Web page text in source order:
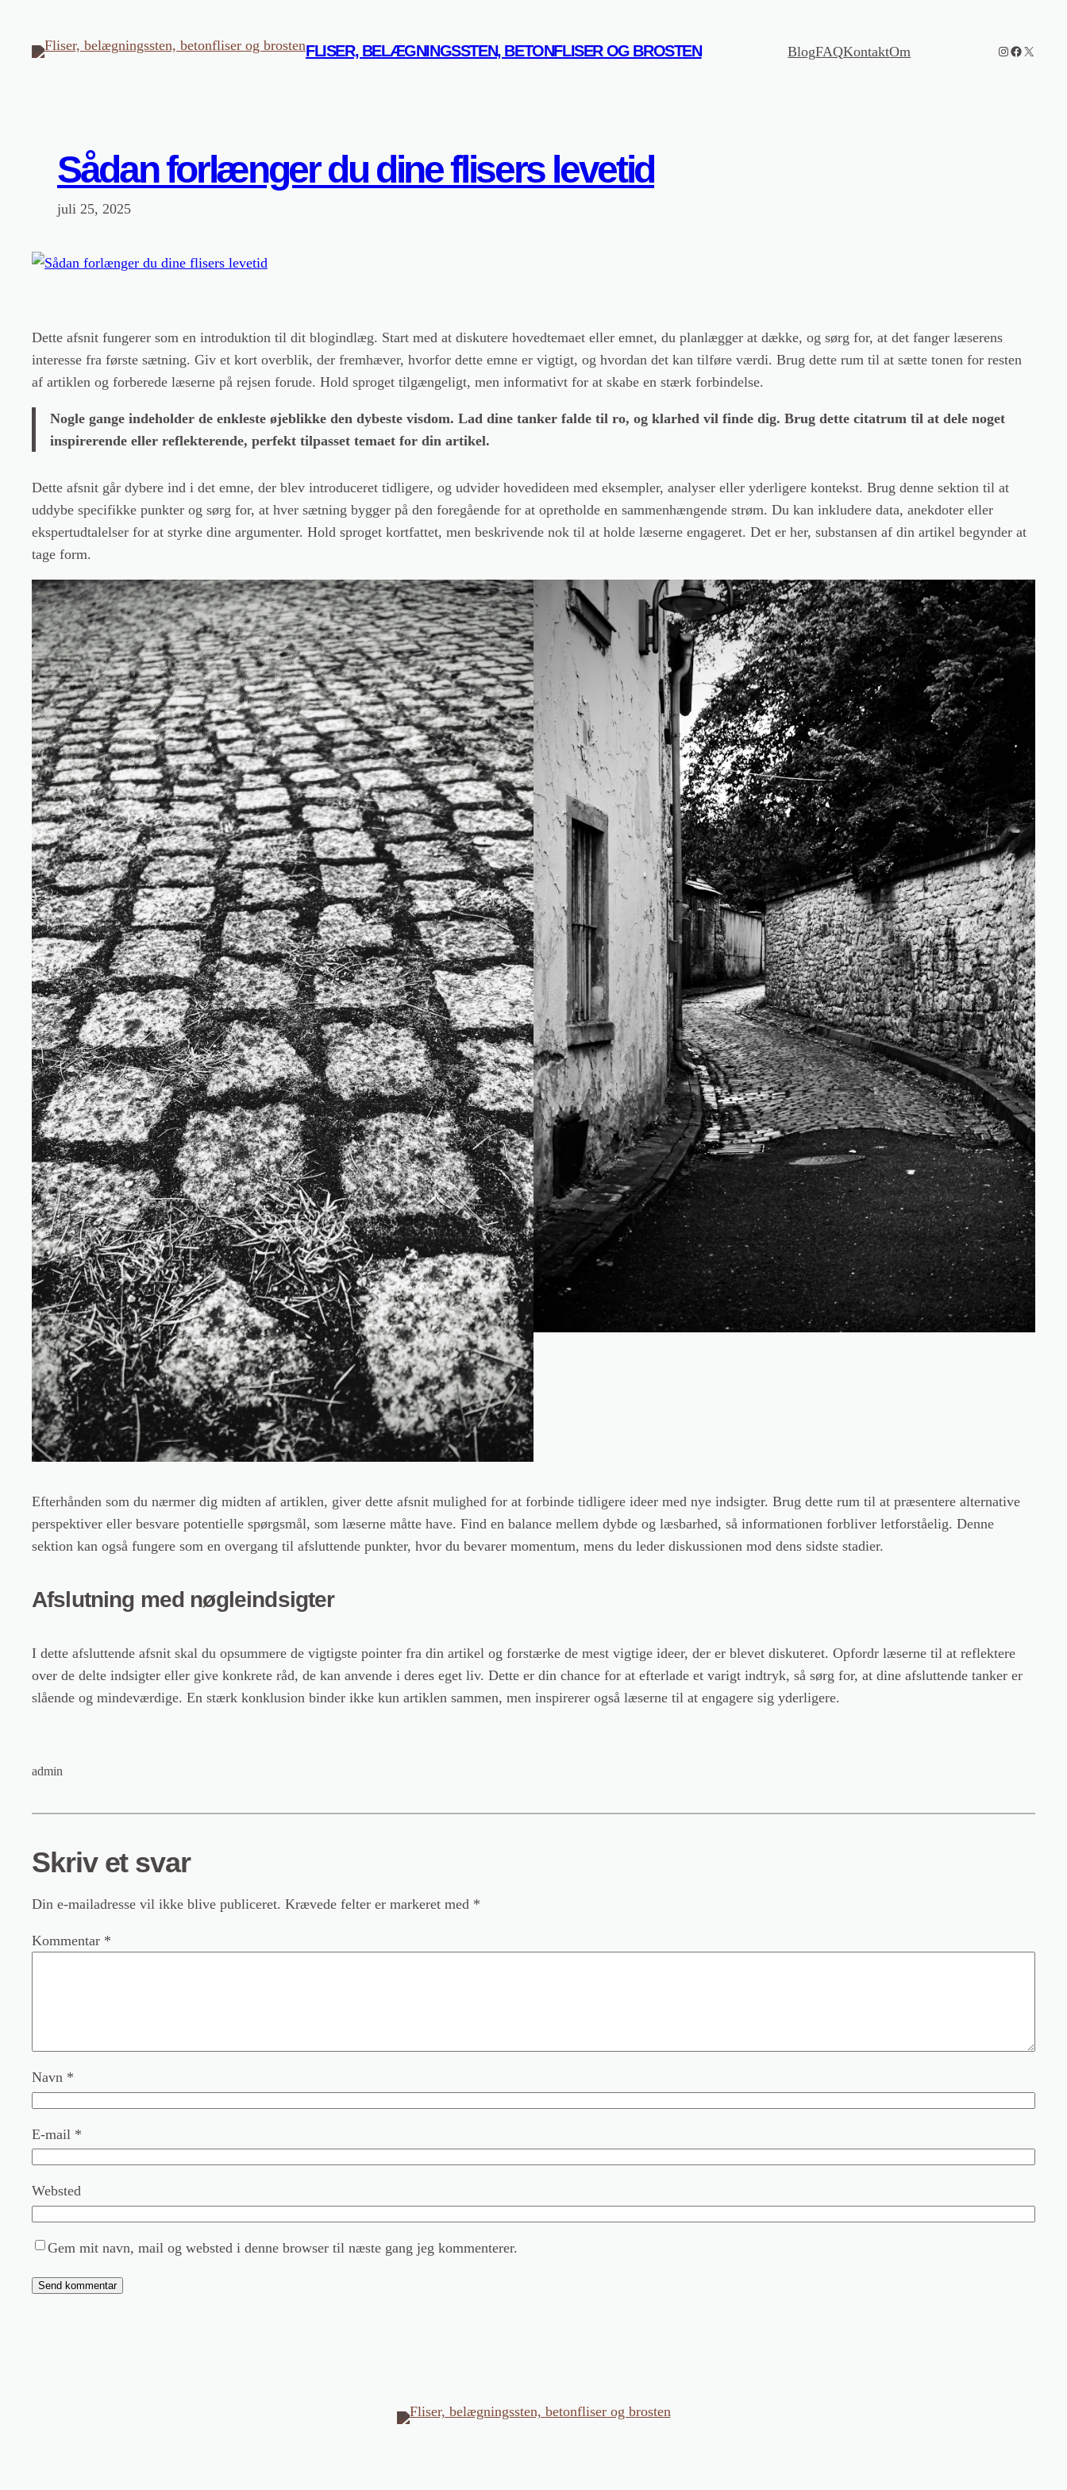
indhold
FLISER, BELÆGNINGSSTEN, BETONFLISER OG BROSTEN BlogFAQKontaktOm Instagram
Facebook
X
Sådan forlænger du dine flisers levetid
juli 25, 2025
Dette afsnit fungerer som en introduktion til dit blogindlæg. Start med at diskutere hovedtemaet eller emnet, du planlægger at dække, og sørg for, at det fanger læserens
interesse fra første sætning. Giv et kort overblik, der fremhæver, hvorfor dette emne er vigtigt, og hvordan det kan tilføre værdi. Brug dette rum til at sætte tonen for resten
af artiklen og forberede læserne på rejsen forude. Hold sproget tilgængeligt, men informativt for at skabe en stærk forbindelse.
Nogle gange indeholder de enkleste øjeblikke den dybeste visdom. Lad dine tanker falde til ro, og klarhed vil finde dig. Brug dette citatrum til at dele noget
inspirerende eller reflekterende, perfekt tilpasset temaet for din artikel.
Dette afsnit går dybere ind i det emne, der blev introduceret tidligere, og udvider hovedideen med eksempler, analyser eller yderligere kontekst. Brug denne sektion til at
uddybe specifikke punkter og sørg for, at hver sætning bygger på den foregående for at opretholde en sammenhængende strøm. Du kan inkludere data, anekdoter eller
ekspertudtalelser for at styrke dine argumenter. Hold sproget kortfattet, men beskrivende nok til at holde læserne engageret. Det er her, substansen af din artikel begynder at
tage form.
Efterhånden som du nærmer dig midten af artiklen, giver dette afsnit mulighed for at forbinde tidligere ideer med nye indsigter. Brug dette rum til at præsentere alternative
perspektiver eller besvare potentielle spørgsmål, som læserne måtte have. Find en balance mellem dybde og læsbarhed, så informationen forbliver letforståelig. Denne
sektion kan også fungere som en overgang til afsluttende punkter, hvor du bevarer momentum, mens du leder diskussionen mod dens sidste stadier.
Afslutning med nøgleindsigter
I dette afsluttende afsnit skal du opsummere de vigtigste pointer fra din artikel og forstærke de mest vigtige ideer, der er blevet diskuteret. Opfordr læserne til at reflektere
over de delte indsigter eller give konkrete råd, de kan anvende i deres eget liv. Dette er din chance for at efterlade et varigt indtryk, så sørg for, at dine afsluttende tanker er
slående og mindeværdige. En stærk konklusion binder ikke kun artiklen sammen, men inspirerer også læserne til at engagere sig yderligere.
admin
Skriv et svar
Din e-mailadresse vil ikke blive publiceret. Krævede felter er markeret med *
Kommentar *
Navn *
E-mail *
Websted
Gem mit navn, mail og websted i denne browser til næste gang jeg kommenterer.